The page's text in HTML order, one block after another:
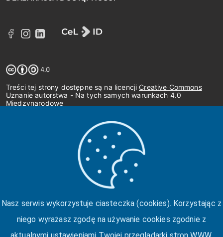
Treści tej strony dostępne są na licencji Creative Commons
Uznanie autorstwa - Na tych samych warunkach 4.0
Międzynarodowe
Nasz serwis wykorzystuje ciasteczka (cookies). Korzystając z
niego wyrażasz zgodę na używanie cookies zgodnie z